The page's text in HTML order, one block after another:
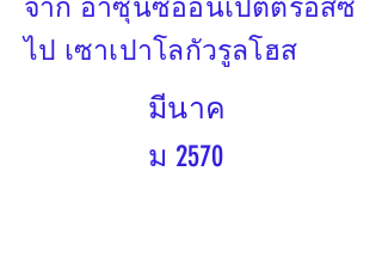
จาก อาซุนซิออนเปตติรอสซี
ไป เซาเปาโลกัวรูลโฮส
มีนาค
ม 2570